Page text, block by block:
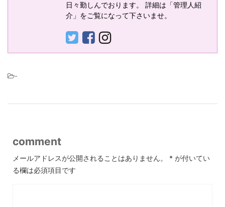
日々勤しんでおります。 詳細は「管理人紹
介」をご覧になって下さいませ。
-
comment
メールアドレスが公開されることはありません。 * が付いてい
る欄は必須項目です